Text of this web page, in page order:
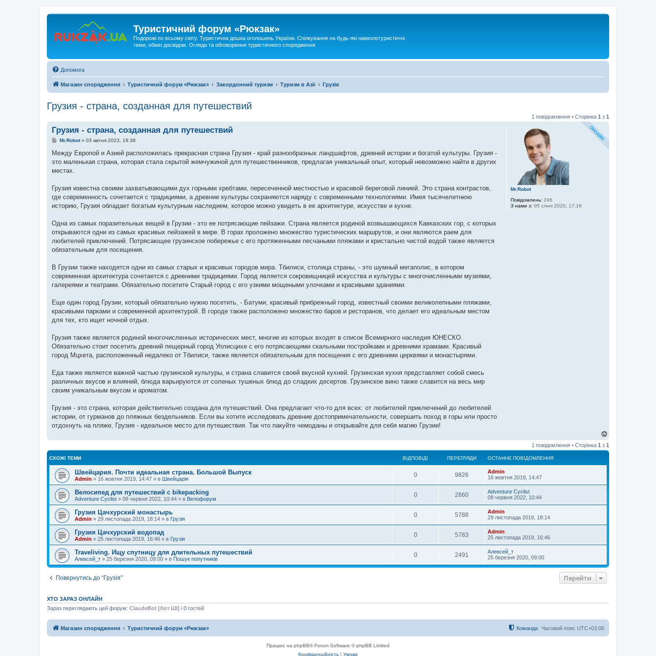
Туристичний форум «Рюкзак»
Подорожі по всьому світу. Туристична дошка оголошень України. Спілкування на будь-які навколотуристичні
теми, обмін досвідом. Огляди та обговорення туристичного спорядження
Допомога
Магазин спорядження Туристичний форум «Рюкзак» Закордонний туризм Туризм в Азії Грузія
Грузия - страна, созданная для путешествий
1 повідомлення • Сторінка 1 з 1
Mr.Robot
Повідомлень: 246
З нами з: 05 січня 2020, 17:16
Грузия - страна, созданная для путешествий
П
в
д
о
е
н
н
я
Mr.Robot» 03 квітня 2023, 19:38
Между Европой и Азией расположилась прекрасная страна Грузия - край разнообразных ландшафтов, древней истории и богатой культуры. Грузия -
это маленькая страна, которая стала скрытой жемчужиной для путешественников, предлагая уникальный опыт, который невозможно найти в других
местах.
Грузия известна своими захватывающими дух горными хребтами, пересеченной местностью и красивой береговой линией. Это страна контрастов,
где современность сочетается с традициями, а древние культуры сохраняются наряду с современными технологиями. Имея тысячелетнюю
историю, Грузия обладает богатым культурным наследием, которое можно увидеть в ее архитектуре, искусстве и кухне.
Одна из самых поразительных вещей в Грузии - это ее потрясающие пейзажи. Страна является родиной возвышающихся Кавказских гор, с которых
открываются одни из самых красивых пейзажей в мире. В горах проложено множество туристических маршрутов, и они являются раем для
любителей приключений. Потрясающее грузинское побережье с его протяженными песчаными пляжами и кристально чистой водой также является
обязательным для посещения.
В Грузии также находятся одни из самых старых и красивых городов мира. Тбилиси, столица страны, - это шумный мегаполис, в котором
современная архитектура сочетается с древними традициями. Город является сокровищницей искусства и культуры с многочисленными музеями,
галереями и театрами. Обязательно посетите Старый город с его узкими мощеными улочками и красивыми зданиями.
Еще один город Грузии, который обязательно нужно посетить, - Батуми, красивый прибрежный город, известный своими великолепными пляжами,
красивыми парками и современной архитектурой. В городе также расположено множество баров и ресторанов, что делает его идеальным местом
для тех, кто ищет ночной отдых.
Грузия также является родиной многочисленных исторических мест, многие из которых входят в список Всемирного наследия ЮНЕСКО.
Обязательно стоит посетить древний пещерный город Уплисцихе с его потрясающими скальными постройками и древними храмами. Красивый
город Мцхета, расположенный недалеко от Тбилиси, также является обязательным для посещения с его древними церквями и монастырями.
Еда также является важной частью грузинской культуры, и страна славится своей вкусной кухней. Грузинская кухня представляет собой смесь
различных вкусов и влияний, блюда варьируются от соленых тушеных блюд до сладких десертов. Грузинское вино также славится на весь мир
своим уникальным вкусом и ароматом.
Грузия - это страна, которая действительно создана для путешествий. Она предлагает что-то для всех: от любителей приключений до любителей
истории, от гурманов до пляжных бездельников. Если вы хотите исследовать древние достопримечательности, совершить поход в горы или просто
отдохнуть на пляже, Грузия - идеальное место для путешествия. Так что пакуйте чемоданы и открывайте для себя магию Грузии!
г
о
1 повідомлення • Сторінка 1 з 1
СХОЖІ ТЕМИ ВІДПОВІДІ ПЕРЕГЛЯДИ ОСТАННЄ ПОВІДОМЛЕННЯ
Швейцария. Почти идеальная страна. Большой Выпуск
Admin » 16 жовтня 2019, 14:47 » в Швейцарія
0 9826
Admin
16 жовтня 2019, 14:47
Велосипед для путешествий с bikepacking
Adventure Cyclist » 08 червня 2022, 10:44 » в Велофорум
0 2860
Adventure Cyclist
08 червня 2022, 10:44
Грузия Цачхурский монастырь
Admin » 29 листопада 2019, 18:14 » в Грузія
0 5788
Admin
29 листопада 2019, 18:14
Грузия Цачхурский водопад
Admin » 25 листопада 2019, 16:46 » в Грузія
0 5783
Admin
25 листопада 2019, 16:46
Traveliving. Ищу спутницу для длительных путешествий
Алексей_т » 25 березня 2020, 09:00 » в Пошук попутників
0 2491
Алексей_т
25 березня 2020, 09:00
Повернутись до “Грузія” Перейти
ХТО ЗАРАЗ ОНЛАЙН
Зараз переглядають цей форум: ClaudeBot [бот ШІ] і 0 гостей
Магазин спорядження Туристичний форум «Рюкзак» Часовий пояс UTC+03:00
Команда
Працює на phpBB® Forum Software © phpBB Limited
Конфіденційність | Умови